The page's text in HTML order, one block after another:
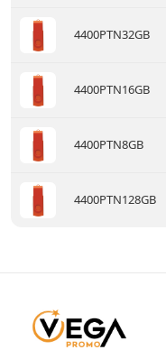
4400PTN32GB
4400PTN16GB
4400PTN8GB
4400PTN128GB